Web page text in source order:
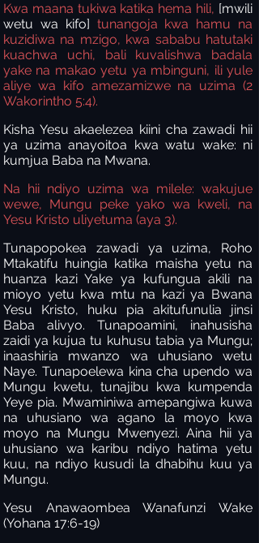
Kwa maana tukiwa katika hema hili, [mwili
wetu wa kifo] tunangoja kwa hamu na
kuzidiwa na mzigo, kwa sababu hatutaki
kuachwa uchi, bali kuvalishwa badala
yake na makao yetu ya mbinguni, ili yule
aliye wa kifo amezamizwe na uzima (2
Wakorintho 5:4).
Kisha Yesu akaelezea kiini cha zawadi hii
ya uzima anayoitoa kwa watu wake: ni
kumjua Baba na Mwana.
Na hii ndiyo uzima wa milele: wakujue
wewe, Mungu peke yako wa kweli, na
Yesu Kristo uliyetuma (aya 3).
Tunapopokea zawadi ya uzima, Roho
Mtakatifu huingia katika maisha yetu na
huanza kazi Yake ya kufungua akili na
mioyo yetu kwa mtu na kazi ya Bwana
Yesu Kristo, huku pia akitufunulia jinsi
Baba alivyo. Tunapoamini, inahusisha
zaidi ya kujua tu kuhusu tabia ya Mungu;
inaashiria mwanzo wa uhusiano wetu
Naye. Tunapoelewa kina cha upendo wa
Mungu kwetu, tunajibu kwa kumpenda
Yeye pia. Mwaminiwa amepangiwa kuwa
na uhusiano wa agano la moyo kwa
moyo na Mungu Mwenyezi. Aina hii ya
uhusiano wa karibu ndiyo hatima yetu
kuu, na ndiyo kusudi la dhabihu kuu ya
Mungu.
Yesu Anawaombea Wanafunzi Wake
(Yohana 17:6-19)